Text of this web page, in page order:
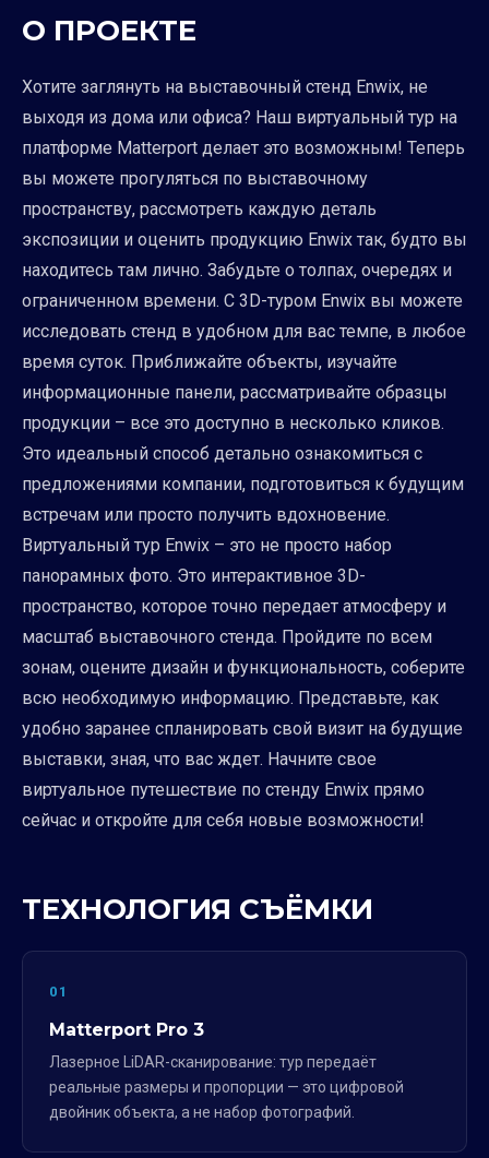
О ПРОЕКТЕ
Хотите заглянуть на выставочный стенд Enwix, не
выходя из дома или офиса? Наш виртуальный тур на
платформе Matterport делает это возможным! Теперь
вы можете прогуляться по выставочному
пространству, рассмотреть каждую деталь
экспозиции и оценить продукцию Enwix так, будто вы
находитесь там лично. Забудьте о толпах, очередях и
ограниченном времени. С 3D-туром Enwix вы можете
исследовать стенд в удобном для вас темпе, в любое
время суток. Приближайте объекты, изучайте
информационные панели, рассматривайте образцы
продукции – все это доступно в несколько кликов.
Это идеальный способ детально ознакомиться с
предложениями компании, подготовиться к будущим
встречам или просто получить вдохновение.
Виртуальный тур Enwix – это не просто набор
панорамных фото. Это интерактивное 3D-
пространство, которое точно передает атмосферу и
масштаб выставочного стенда. Пройдите по всем
зонам, оцените дизайн и функциональность, соберите
всю необходимую информацию. Представьте, как
удобно заранее спланировать свой визит на будущие
выставки, зная, что вас ждет. Начните свое
виртуальное путешествие по стенду Enwix прямо
сейчас и откройте для себя новые возможности!
ТЕХНОЛОГИЯ СЪЁМКИ
01
Matterport Pro 3
Лазерное LiDAR-сканирование: тур передаёт
реальные размеры и пропорции — это цифровой
двойник объекта, а не набор фотографий.